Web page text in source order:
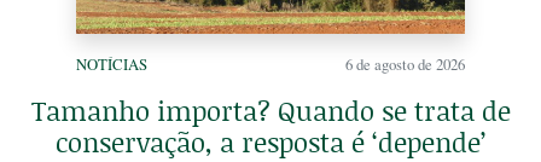
NOTÍCIAS 6 de agosto de 2026
Tamanho importa? Quando se trata de
conservação, a resposta é ‘depende’